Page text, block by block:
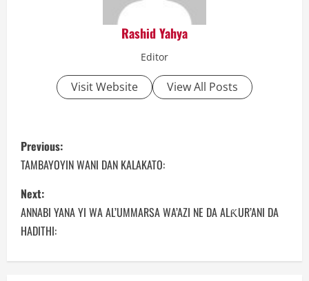
Rashid Yahya
Editor
Visit Website View All Posts
P
o
s
t
n
Previous:
TAMBAYOYIN WANI DAN KALAKATO:
Next:
ANNABI YANA YI WA AL’UMMARSA WA’AZI NE DA ALƘUR’ANI DA
HADITHI: